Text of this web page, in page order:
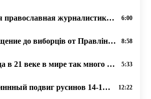
Новая православная журналистика, как следствие гонений на Православную Церковь. 02.07.2020 6:00
Обращение до виборців от Правління тов. ім. Кирила та Мефодія, Ужгород. 24.06.20. 8:58
Откуда в 21 веке в мире так много узурпаторов власти؟ 5:33
Подлиннный подвиг русинов 14-15 марта 1939 года, остановивших гос. переворот. 12:22